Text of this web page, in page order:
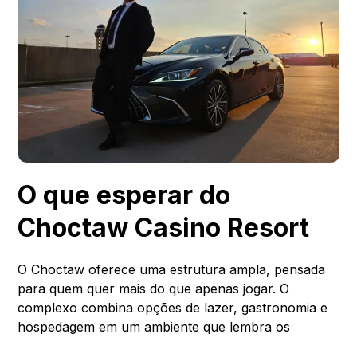
O que esperar do
Choctaw Casino Resort
O Choctaw oferece uma estrutura ampla, pensada
para quem quer mais do que apenas jogar. O
complexo combina opções de lazer, gastronomia e
hospedagem em um ambiente que lembra os